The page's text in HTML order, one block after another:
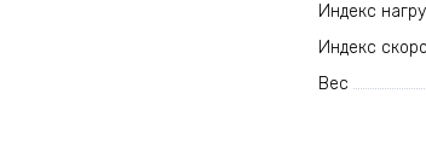
Индекс
Индекс
Вес